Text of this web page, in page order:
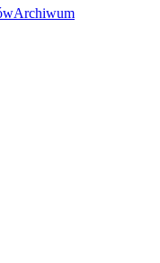
Archiwum